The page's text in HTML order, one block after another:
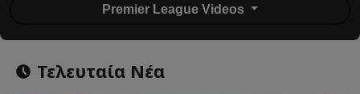
Premier League Videos
Τελευταία Νέα